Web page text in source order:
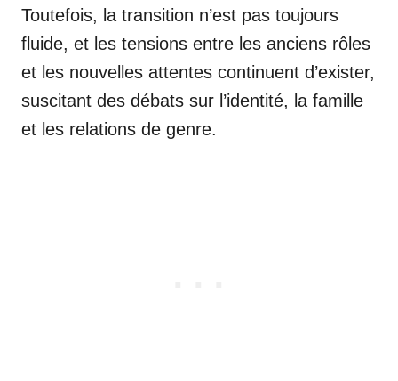
Toutefois, la transition n’est pas toujours
fluide, et les tensions entre les anciens rôles
et les nouvelles attentes continuent d’exister,
suscitant des débats sur l’identité, la famille
et les relations de genre.